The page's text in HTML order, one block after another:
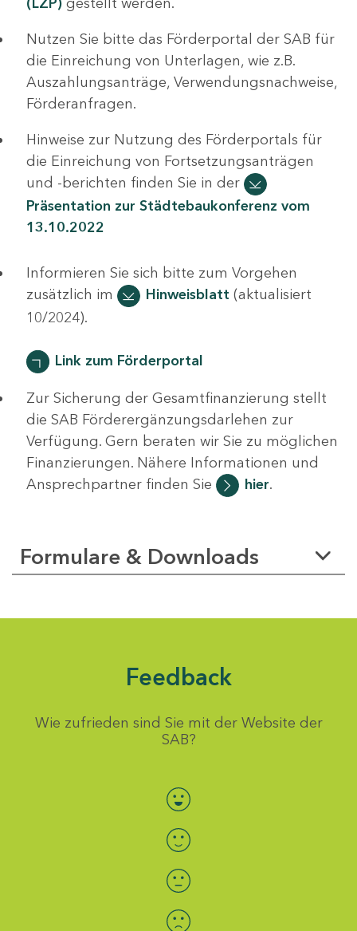
(LZP) gestellt werden.
Nutzen Sie bitte das Förderportal der SAB für
die Einreichung von Unterlagen, wie z.B.
Auszahlungsanträge, Verwendungsnachweise,
Förderanfragen.
Hinweise zur Nutzung des Förderportals für
die Einreichung von Fortsetzungsanträgen
und -berichten finden Sie in der
Präsentation zur Städtebaukonferenz vom
13.10.2022
Informieren Sie sich bitte zum Vorgehen
zusätzlich im
Hinweisblatt (aktualisiert
10/2024).
Link zum Förderportal
Zur Sicherung der Gesamtfinanzierung stellt
die SAB Förderergänzungsdarlehen zur
Verfügung. Gern beraten wir Sie zu möglichen
Finanzierungen. Nähere Informationen und
Ansprechpartner finden Sie
hier.
Formulare & Downloads
Feedback
Wie zufrieden sind Sie mit der Website der
SAB?
Bewertung auswählen